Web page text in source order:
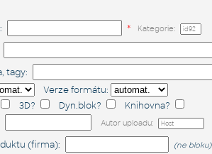
* Kategorie:
tagy:
Verze formátu:
3D? Dyn.blok? Knihovna?
Autor uploadu:
(firma): (ne bloku)